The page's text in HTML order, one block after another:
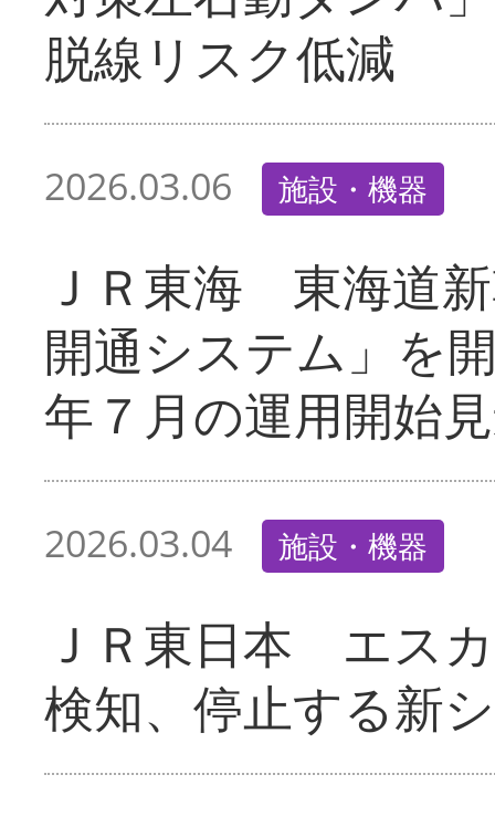
脱線リスク低減
2026.03.06 施設・機器
ＪＲ東海 東海道
開通システム」を
年７月の運用開始
2026.03.04 施設・機器
ＪＲ東日本 エス
検知、停止する新